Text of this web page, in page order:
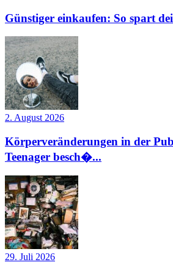
Günstiger einkaufen: So spart
2. August 2026
Körperveränderungen in der
Teenager besch�...
29. Juli 2026